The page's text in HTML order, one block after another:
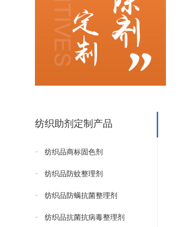
纺织助剂定制产品
纺织品商标固色剂
纺织品防蚊整理剂
纺织品防螨抗菌整理剂
纺织品抗菌抗病毒整理剂